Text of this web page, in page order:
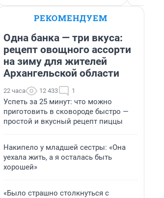
РЕКОМЕНДУЕМ
Одна банка — три вкуса:
рецепт овощного ассорти
на зиму для жителей
Архангельской области
22 часа 12 433 1
Успеть за 25 минут: что можно
приготовить в сковороде быстро —
простой и вкусный рецепт пиццы
Накипело у младшей сестры: «Она
уехала жить, а я осталась быть
хорошей»
«Было страшно столкнуться с